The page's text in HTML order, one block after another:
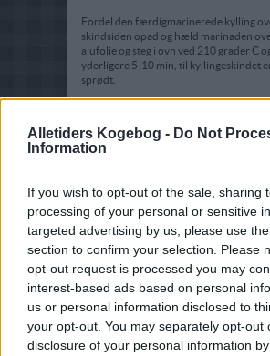
Alletiders Kogebog - Do Not
Information
If you wish to opt-out of the sale, sharing
processing of your personal or sensitive
targeted advertising by us, please use
section to confirm your selection. Please
opt-out request is processed you may
interest-based ads based on personal
us or personal information disclosed to
your opt-out. You may separately opt-out
disclosure of your personal information
Fordel den færdigmarinerede kylling
skindsiden opad og hæld marinaden
alufolie og steg i ovn ved 210 grader C
yderligere 5-10 min, til kyllingeskindet
sprødt.
Server retten i stegefadet.